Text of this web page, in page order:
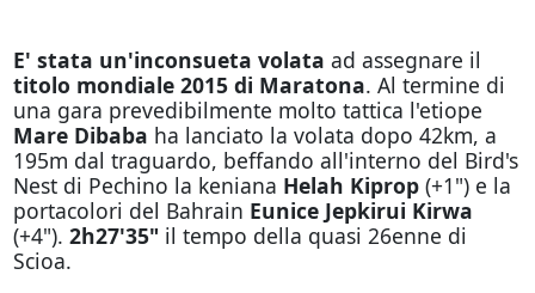
E' stata un'inconsueta volata ad assegnare il
titolo mondiale 2015 di Maratona. Al termine di
una gara prevedibilmente molto tattica l'etiope
Mare Dibaba ha lanciato la volata dopo 42km, a
195m dal traguardo, beffando all'interno del Bird's
Nest di Pechino la keniana Helah Kiprop(+1") e la
portacolori del Bahrain Eunice Jepkirui Kirwa
(+4"). 2h27'35" il tempo della quasi 26enne di
Scioa.